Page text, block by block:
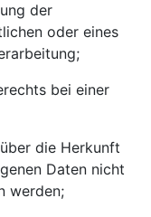
der
oder eines
bei einer
die Herkunft
Daten nicht
werden;